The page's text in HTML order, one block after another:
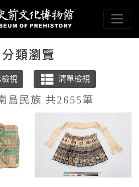
史前文化博物
島民族 共2655筆